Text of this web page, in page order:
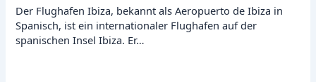
Der Flughafen Ibiza, bekannt als Aeropuerto de Ibiza in
Spanisch, ist ein internationaler Flughafen auf der
spanischen Insel Ibiza. Er…